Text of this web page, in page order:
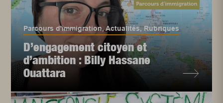
Parcours d'immigration,Actualités,Rubriques
D’engagement citoyen et
d’ambition : Billy Hassane
Ouattara